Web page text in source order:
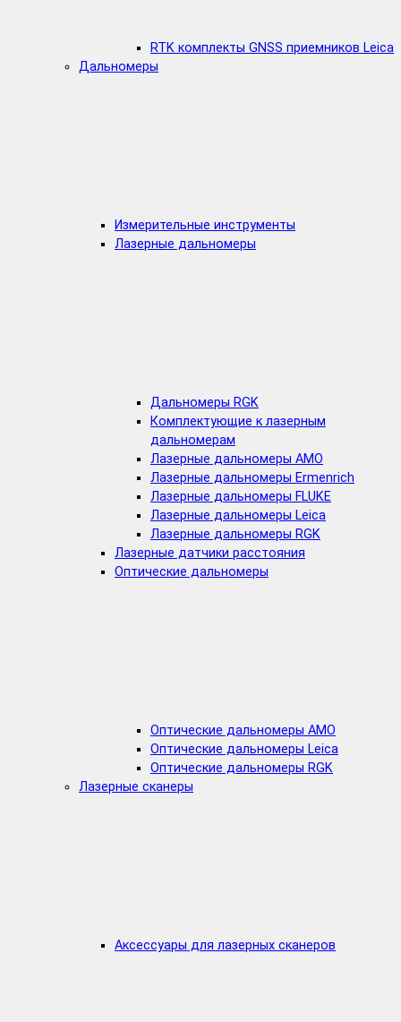
RTK комплекты GNSS приемников Leica
Дальномеры
Измерительные инструменты
Лазерные дальномеры
Дальномеры RGK
Комплектующие к лазерным
дальномерам
Лазерные дальномеры AMO
Лазерные дальномеры Ermenrich
Лазерные дальномеры FLUKE
Лазерные дальномеры Leica
Лазерные дальномеры RGK
Лазерные датчики расстояния
Оптические дальномеры
Оптические дальномеры AMO
Оптические дальномеры Leica
Оптические дальномеры RGK
Лазерные сканеры
Аксессуары для лазерных сканеров